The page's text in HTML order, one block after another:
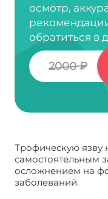
осмотр,
обратиться в
2000 ₽
Трофическую язву
самостоятельным
осложнением на
заболеваний.